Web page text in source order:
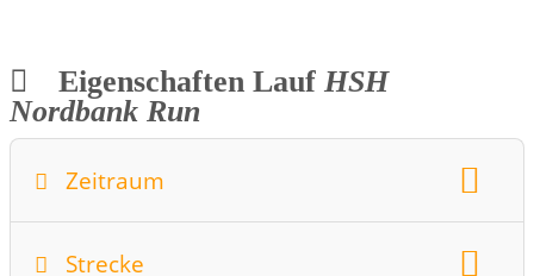
Eigenschaften Lauf HSH
Nordbank Run
Zeitraum
Strecke